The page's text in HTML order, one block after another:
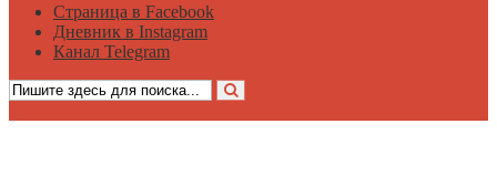
Страница в Facebook
Дневник в Instagram
Канал Telegram